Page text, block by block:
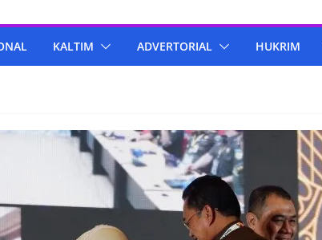
Lampu, Polres PPU Ringkus Pria
KALTIM ADVERTORIAL HUKRIM